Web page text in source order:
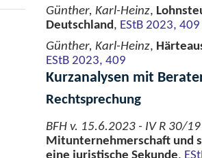
Günther, Karl-Heinz,
Deutschland, EStB 2023, 409
Günther, Karl-Heinz,
EStB 2023, 409
Kurzanalysen mit
Rechtsprechung
BFH v. 15.6.2023 - IV R 30/
Mitunternehmerschaft und